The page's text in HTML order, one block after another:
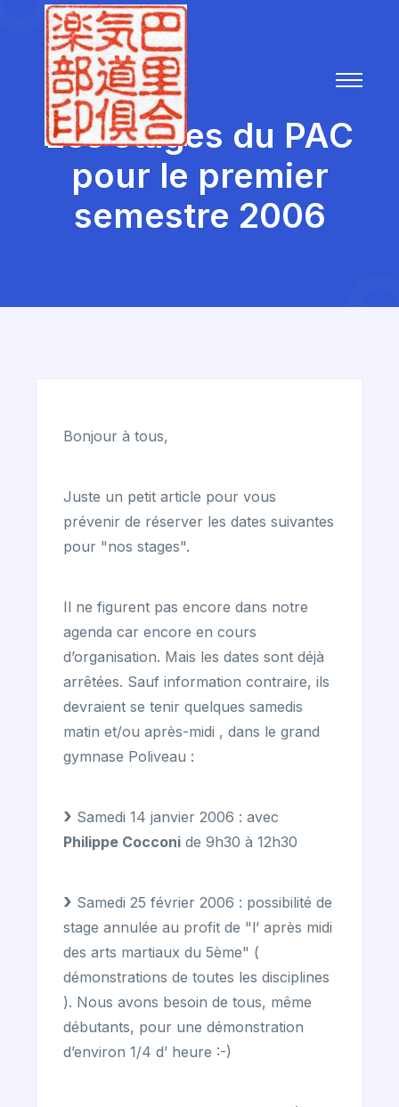
Les stages du PAC
pour le premier
semestre 2006
Bonjour à tous,
Juste un petit article pour vous
prévenir de réserver les dates suivantes
pour "nos stages".
Il ne figurent pas encore dans notre
agenda car encore en cours
d’organisation. Mais les dates sont déjà
arrêtées. Sauf information contraire, ils
devraient se tenir quelques samedis
matin et/ou après-midi , dans le grand
gymnase Poliveau :
Samedi 14 janvier 2006 : avec
Philippe Cocconi de 9h30 à 12h30
Samedi 25 février 2006 : possibilité de
stage annulée au profit de "l’ après midi
des arts martiaux du 5ème" (
démonstrations de toutes les disciplines
). Nous avons besoin de tous, même
débutants, pour une démonstration
d’environ 1/4 d’ heure :-)